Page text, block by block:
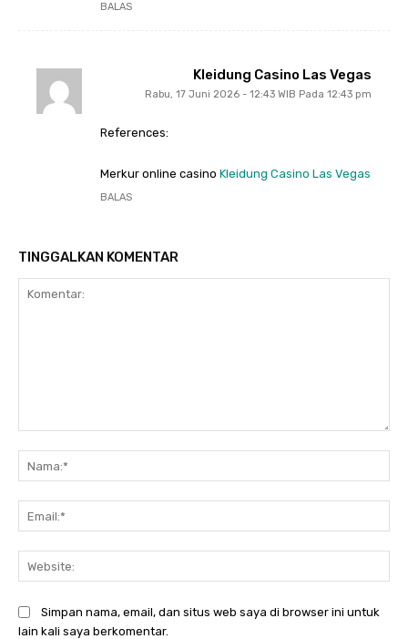
BALAS
Kleidung Casino Las Vegas
Rabu, 17 Juni 2026 - 12:43 WIB Pada 12:43 pm
References:
Merkur online casino Kleidung Casino Las Vegas
BALAS
TINGGALKAN KOMENTAR
Simpan nama, email, dan situs web saya di browser ini untuk
lain kali saya berkomentar.